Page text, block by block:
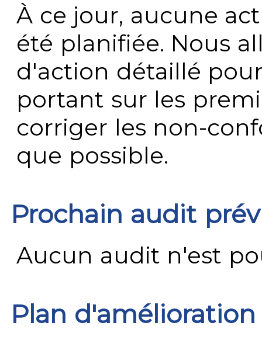
À ce jour, aucune
été planifiée. Nous
d'action détaillé
portant sur les
corriger les non-
que possible.
Prochain audit
Aucun audit n'est
Plan